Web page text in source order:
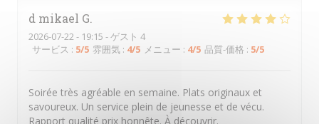
d mikael G
2026-07-22- 19:15 - ゲスト 4
サービス : 5/5 雰囲気 : 4/5 メニュー : 4/5 品質-価格 : 5/5
Soirée très agréable en semaine. Plats originaux et
savoureux. Un service plein de jeunesse et de vécu.
Rapport qualité prix honnête. À découvrir.